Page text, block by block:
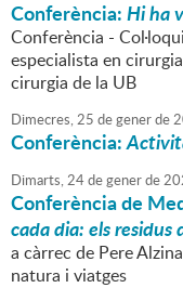
Conferència:Hi ha
Conferència -
especialista en
cirurgia de la UB
Dimecres,25 degenerde
Conferència:
Dimarts,24degenerde
Conferència de
cada dia: els residus
a càrrec de Pere
natura i viatges